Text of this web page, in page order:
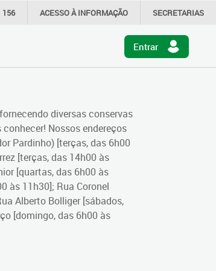
156 ACESSO ÀINFORMAÇÃO SECRETARIAS
Entrar
diversas conservas
Nossos endereços
Pardinho) [terças, das 6h00
[terças, das 14h00 às
[quartas, das 6h00 às
às 11h30]; Rua Coronel
Alberto Bolliger [sábados,
[domingo, das 6h00 às